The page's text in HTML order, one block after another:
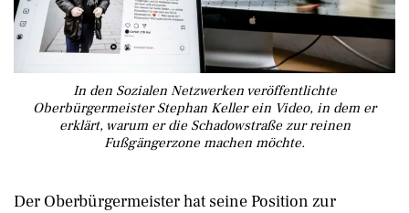
In den Sozialen Netzwerken veröffentlichte
Oberbürgermeister Stephan Keller ein Video, in dem er
erklärt, warum er die Schadowstraße zur reinen
Fußgängerzone machen möchte.
Der Oberbürgermeister hat seine Position zur